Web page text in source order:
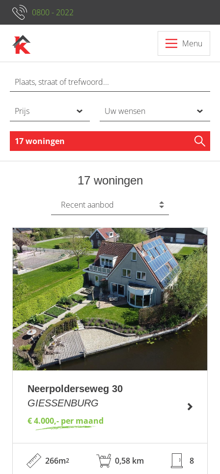
0800 - 2022
Menu
Prijs Uw wensen
17 woningen
17 woningen
Recent aanbod
Neerpolderseweg 30
GIESSENBURG
€ 4.000,- per maand
266m2 0,58 km 8